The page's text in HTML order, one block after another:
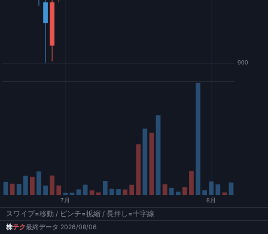
スワイプ=移動 / ピンチ=拡縮 / 長押し=十字線
株テク最終データ 2026/08/06